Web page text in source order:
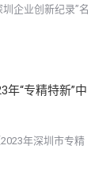
企业创新纪录”名
“专精特新”中
年深圳市专精